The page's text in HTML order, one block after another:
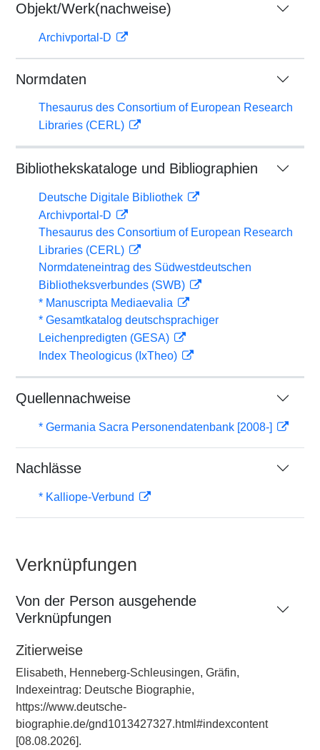
Objekt/Werk(nachweise)
Archivportal-D
Normdaten
Thesaurus des Consortium of European Research
Libraries (CERL)
Bibliothekskataloge und Bibliographien
Deutsche Digitale Bibliothek
Archivportal-D
Thesaurus des Consortium of European Research
Libraries (CERL)
Normdateneintrag des Südwestdeutschen
Bibliotheksverbundes (SWB)
* Manuscripta Mediaevalia
* Gesamtkatalog deutschsprachiger
Leichenpredigten (GESA)
Index Theologicus (IxTheo)
Quellennachweise
* Germania Sacra Personendatenbank [2008-]
Nachlässe
* Kalliope-Verbund
Verknüpfungen
Von der Person ausgehende
Verknüpfungen
Zitierweise
Elisabeth, Henneberg-Schleusingen, Gräfin,
Indexeintrag: Deutsche Biographie,
https://www.deutsche-
biographie.de/gnd1013427327.html#indexcontent
[08.08.2026].